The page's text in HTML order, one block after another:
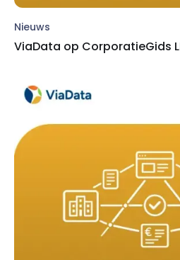
Nieuws
ViaData op CorporatieGids